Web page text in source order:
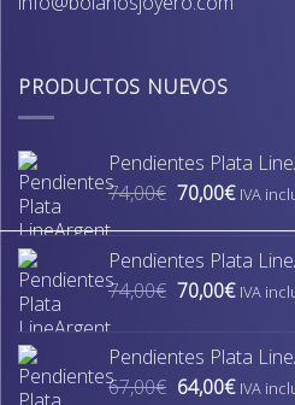
PRODUCTOS NUEVOS
Pendientes Plata
74,00€ El
era:
74,00€.
70,00€El
es:
70,00€.
IVA
Pendientes Plata
74,00€ El
era:
74,00€.
70,00€El
es:
70,00€.
IVA
Pendientes Plata
67,00€ El
64,00€ElIVA